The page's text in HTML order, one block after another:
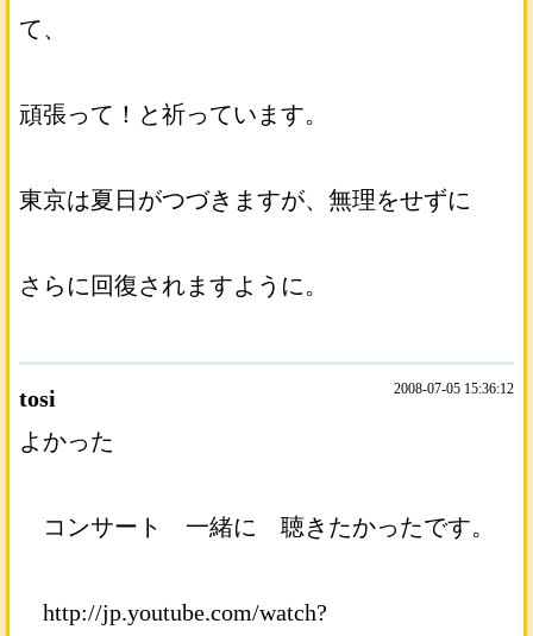
て、
頑張って！と祈っています。
東京は夏日がつづきますが、無理をせずに
さらに回復されますように。
tosi 2008-07-05 15:36:12
よかった
コンサート 一緒に 聴きたかったです。
http://jp.youtube.com/watch?